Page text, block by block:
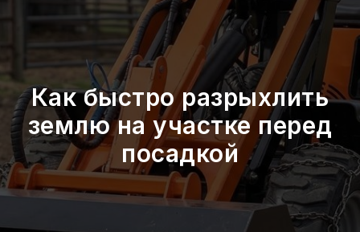
Как быстро разрыхлить
землю на участке перед
посадкой